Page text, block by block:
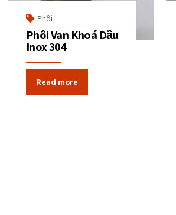
Phôi
Phôi Van Khoá Dầu
Inox 304
Read more